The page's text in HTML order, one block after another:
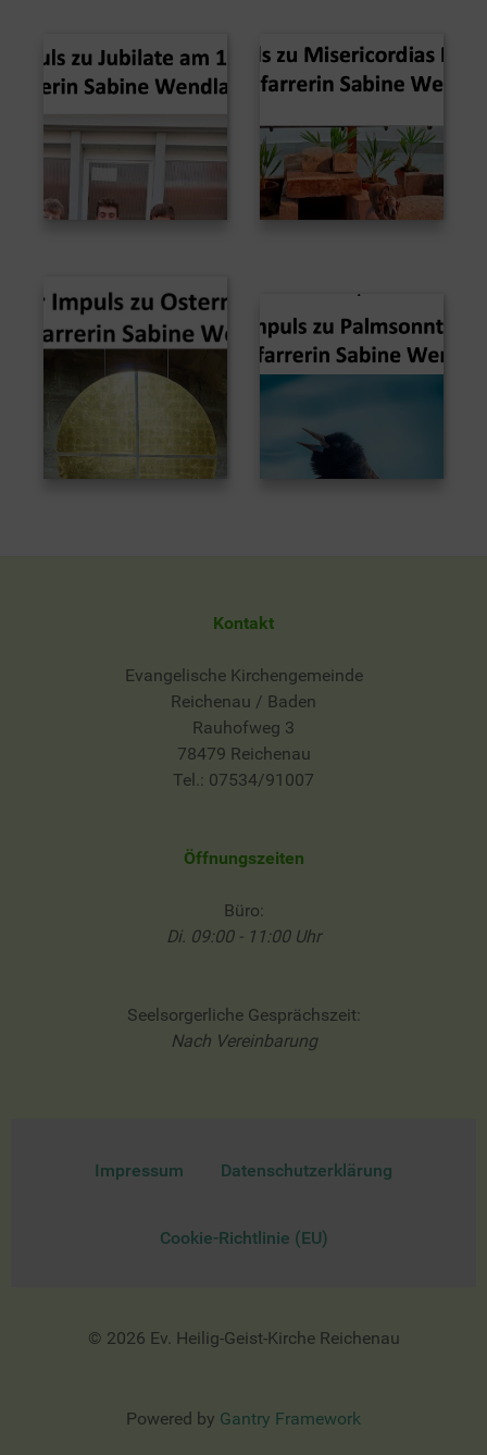
Kontakt
Evangelische Kirchengemeinde
Reichenau / Baden
Rauhofweg 3
78479 Reichenau
Tel.: 07534/91007
Öffnungszeiten
Büro:
Di. 09:00 - 11:00 Uhr
Seelsorgerliche Gesprächszeit:
Nach Vereinbarung
Impressum Datenschutzerklärung
Cookie-Richtlinie (EU)
© 2026 Ev. Heilig-Geist-Kirche Reichenau
Powered by Gantry Framework